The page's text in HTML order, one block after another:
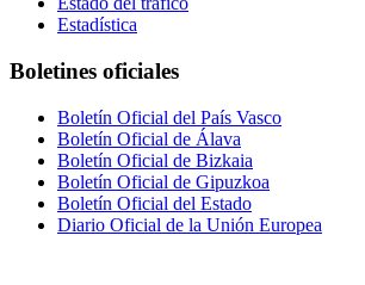
Estadística
Boletines oficiales
Boletín Oficial del País Vasco
Boletín Oficial de Álava
Boletín Oficial de Bizkaia
Boletín Oficial de Gipuzkoa
Boletín Oficial del Estado
Diario Oficial de la Unión Europea